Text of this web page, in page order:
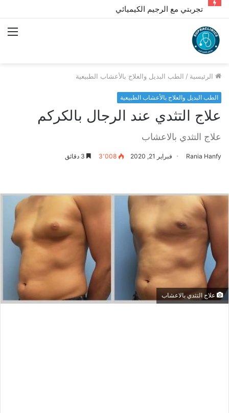
تجربتي مع الرجيم الكيميائي
الرئيسية / الطب البديل والعلاج بالأعشاب الطبيعية
الطب البديل والعلاج بالأعشاب الطبيعية
علاج التثدي عند الرجال بالكركم
علاج التثدي بالاعشاب
Rania Hanfy فبراير 21, 2020 3٬008
علاج التثدي بالاعشاب